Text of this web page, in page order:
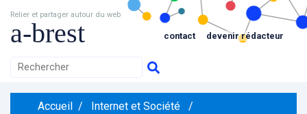
Relier et partager autour du web
a-brest contact devenir rédacteur
Accueil / Internet et Société
/